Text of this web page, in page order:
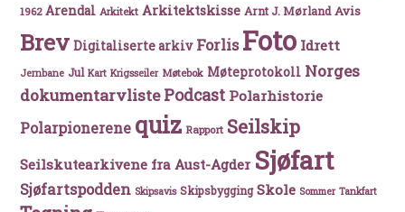
1962 Arendal Arkitekt Arkitektskisse Arnt J. Mørland Avis
Brev Digitaliserte arkiv Forlis Foto Idrett
Jernbane Jul Kart Krigsseiler Møtebok Møteprotokoll Norges
dokumentarvlistePodcast Polarhistorie
Polarpionerene quiz Rapport Seilskip
Seilskutearkivene fra Aust-Agder Sjøfart
Sjøfartspodden Skipsavis Skipsbygging Skole Sommer Tankfart